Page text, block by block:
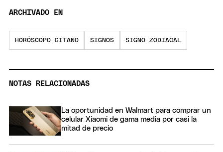
ARCHIVADO EN
HORÓSCOPO GITANO SIGNOS SIGNO ZODIACAL
NOTAS RELACIONADAS
La oportunidad en Walmart para comprar un
celular Xiaomi de gama media por casi la
mitad de precio